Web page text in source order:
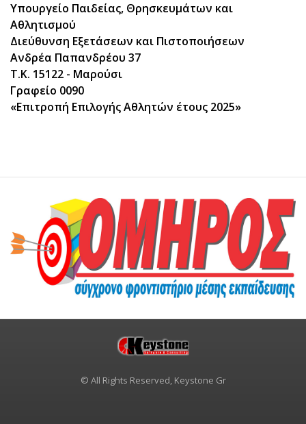
Υπουργείο Παιδείας, Θρησκευμάτων και
Αθλητισμού
Διεύθυνση Εξετάσεων και Πιστοποιήσεων
Ανδρέα Παπανδρέου 37
Τ.Κ. 15122 - Μαρούσι
Γραφείο 0090
«Επιτροπή Επιλογής Αθλητών έτους 2025»
© All Rights Reserved, Keystone Gr